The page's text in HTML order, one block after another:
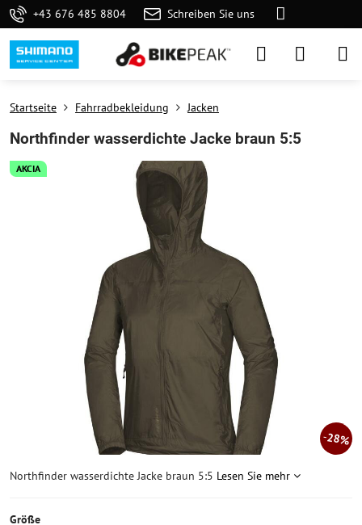
+43 676 485 8804 Schreiben Sie uns
AKCIA
28%
Startseite Fahrradbekleidung Jacken
Northfinder wasserdichte Jacke braun 5:5
Northfinder wasserdichte Jacke braun 5:5 Lesen Sie mehr
Größe